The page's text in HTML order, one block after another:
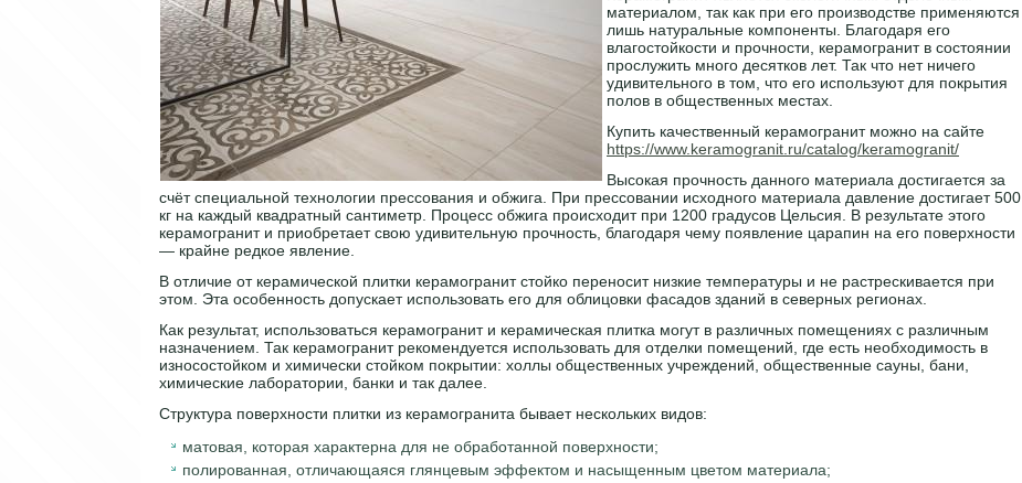
материалом, так как при его производстве применяются
лишь натуральные компоненты. Благодаря его
влагостойкости и прочности, керамогранит в состоянии
прослужить много десятков лет. Так что нет ничего
удивительного в том, что его используют для покрытия
полов в общественных местах.
Купить качественный керамогранит можно на сайте
https://www.keramogranit.ru/catalog/keramogranit/
Высокая прочность данного материала достигается за
счёт специальной технологии прессования и обжига. При прессовании исходного материала давление достигает 500
кг на каждый квадратный сантиметр. Процесс обжига происходит при 1200 градусов Цельсия. В результате этого
керамогранит и приобретает свою удивительную прочность, благодаря чему появление царапин на его поверхности
— крайне редкое явление.
В отличие от керамической плитки керамогранит стойко переносит низкие температуры и не растрескивается при
этом. Эта особенность допускает использовать его для облицовки фасадов зданий в северных регионах.
Как результат, использоваться керамогранит и керамическая плитка могут в различных помещениях с различным
назначением. Так керамогранит рекомендуется использовать для отделки помещений, где есть необходимость в
износостойком и химически стойком покрытии: холлы общественных учреждений, общественные сауны, бани,
химические лаборатории, банки и так далее.
Структура поверхности плитки из керамогранита бывает нескольких видов:
матовая, которая характерна для не обработанной поверхности;
полированная, отличающаяся глянцевым эффектом и насыщенным цветом материала;